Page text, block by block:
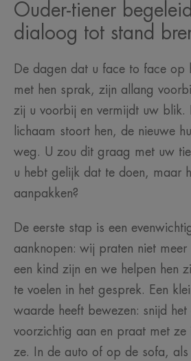
Ouder-tiener
dialoog tot stand
De dagen dat u face to face op
met hen sprak, zijn allang
zij u voorbij en vermijdt uw blik.
lichaam stoort hen, de nieuwe
weg. U zou dit graag met uw
u hebt gelijk dat te doen, maar
aanpakken?
De eerste stap is een
aanknopen: wij praten niet
een kind zijn en we helpen hen
te voelen in het gesprek. Een
waarde heeft bewezen: snijd
voorzichtig aan en praat met ze
ze. In de auto of op de sofa, als